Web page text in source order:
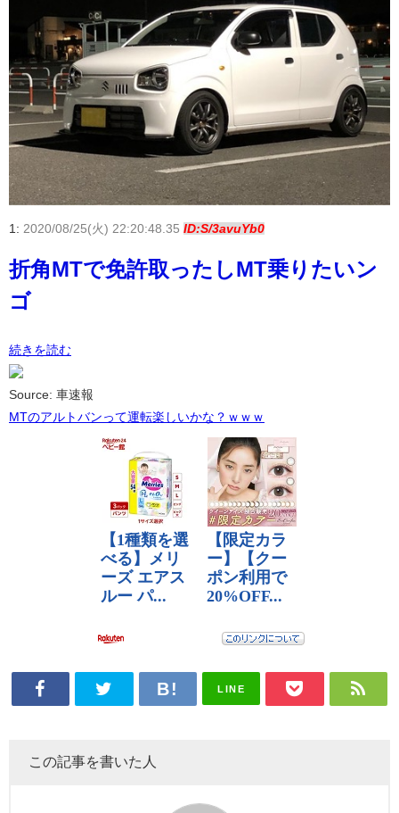
1: 2020/08/25(火) 22:20:48.35 ID:S/3avuYb0
折角MTで免許取ったしMT乗りたいン
ゴ
続きを読む
Source: 車速報
MTのアルトバンって運転楽しいかな？ｗｗｗ
LINE
この記事を書いた人